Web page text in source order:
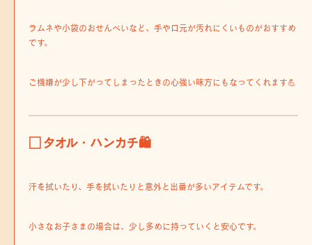
ラムネや小袋のおせんべいなど、手や口元が汚れにくいものがおすすめ
です。
ご機嫌が少し下がってしまったときの心強い味方にもなってくれます💪
□ タオル・ハンカチ🛍️
汗を拭いたり、手を拭いたりと意外と出番が多いアイテムです。
小さなお子さまの場合は、少し多めに持っていくと安心です。